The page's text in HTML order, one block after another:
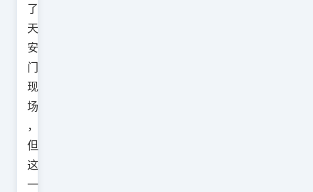
了
天
安
门
现
场
，
但
这
一